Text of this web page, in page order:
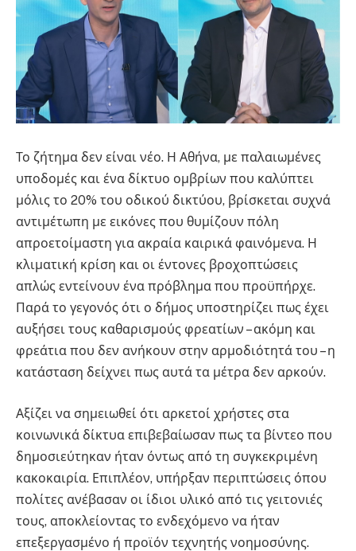
Το ζήτημα δεν είναι νέο. Η Αθήνα, με παλαιωμένες
υποδομές και ένα δίκτυο ομβρίων που καλύπτει
μόλις το 20% του οδικού δικτύου, βρίσκεται συχνά
αντιμέτωπη με εικόνες που θυμίζουν πόλη
απροετοίμαστη για ακραία καιρικά φαινόμενα. Η
κλιματική κρίση και οι έντονες βροχοπτώσεις
απλώς εντείνουν ένα πρόβλημα που προϋπήρχε.
Παρά το γεγονός ότι ο δήμος υποστηρίζει πως έχει
αυξήσει τους καθαρισμούς φρεατίων – ακόμη και
φρεάτια που δεν ανήκουν στην αρμοδιότητά του – η
κατάσταση δείχνει πως αυτά τα μέτρα δεν αρκούν.
Αξίζει να σημειωθεί ότι αρκετοί χρήστες στα
κοινωνικά δίκτυα επιβεβαίωσαν πως τα βίντεο που
δημοσιεύτηκαν ήταν όντως από τη συγκεκριμένη
κακοκαιρία. Επιπλέον, υπήρξαν περιπτώσεις όπου
πολίτες ανέβασαν οι ίδιοι υλικό από τις γειτονιές
τους, αποκλείοντας το ενδεχόμενο να ήταν
επεξεργασμένο ή προϊόν τεχνητής νοημοσύνης.